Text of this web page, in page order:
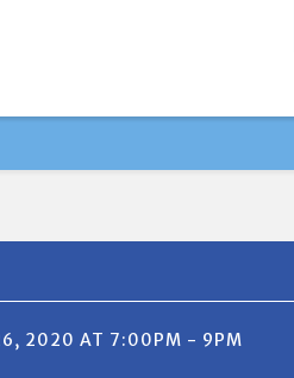
2020 AT 7:00PM - 9PM